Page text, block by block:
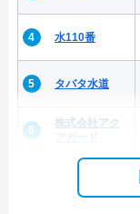
水110番
タバタ水道
株式会社アク